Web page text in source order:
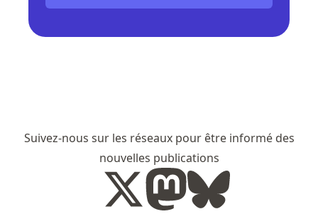
Suivez-nous sur les réseaux pour être informé des
nouvelles publications